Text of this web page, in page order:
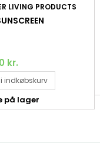
LIVING PRODUCTS
0 kr.
indkøbskurv
på lager